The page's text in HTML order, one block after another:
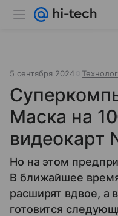
5 сентября 2024
Маска на
видеокарт
Но на этом
В ближайшее
расширят вдвое, а
готовится